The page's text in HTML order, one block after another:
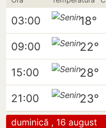
03:00 18°
09:00 22°
15:00 28°
21:00 23°
duminică , 16 august